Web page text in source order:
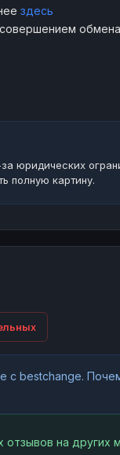
здесь
обмена
юридических
полную картину.
с bestchange.
на других